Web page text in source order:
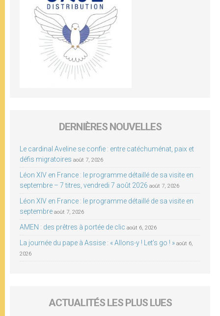
DERNIÈRES NOUVELLES
Le cardinal Aveline se confie : entre catéchuménat, paix et
défis migratoires août 7, 2026
Léon XIV en France : le programme détaillé de sa visite en
septembre – 7 titres, vendredi 7 août 2026 août 7, 2026
Léon XIV en France : le programme détaillé de sa visite en
septembre août 7, 2026
AMEN : des prêtres à portée de clic août 6, 2026
La journée du pape à Assise : « Allons-y ! Let’s go ! » août 6,
2026
ACTUALITÉS LES PLUS LUES